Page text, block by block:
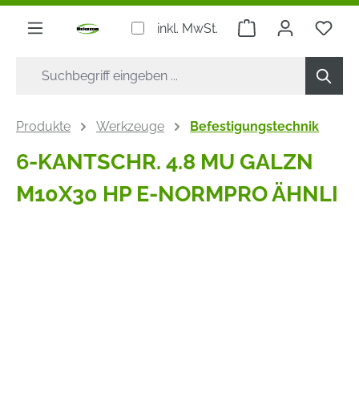
springen
inkl. MwSt. Warenkorb
Produkte Werkzeuge Befestigungstechnik
6-KANTSCHR. 4.8 MU GALZN
M10X30 HP E-NORMPRO ÄHNLI